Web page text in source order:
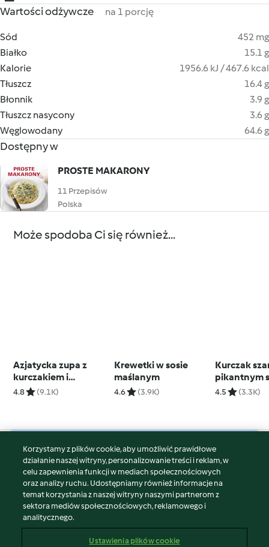
Wartości odżywcze na 1 porcję
Sód
452 mg
Białko
15.1 g
Kalorie
1956.6 kJ / 467.6 kcal
Tłuszcz
16.4 g
Błonnik
3.9 g
Tłuszcz nasycony
3.6 g
Węglowodany
64.6 g
Dostępny w
PROSTE MAKARONY
11 Przepisów
Polska
Może spodoba Ci się również...
Azjatycka zupa z
kurczakiem i
makaronem
4.8 (9.1K)
Krewetki w sosie
maślanym
4.6 (3.9K)
Kurczak
pikantnym
4.5 (3.3K)
© Copyright 2026
Warunki korzystania
Polityka prywatności
Disclaimer
Znak wydawcy
Korzystamy z plików cookie, aby umożliwić prawidłowe
działanie naszej witryny, personalizowanie treści i reklam, w
celu zapewnienia funkcji w mediach społecznościowych
oraz analizy ruchu. Udostępniamy również informacje na
temat korzystania z naszej witryny naszymi partnerom z
sektora mediów społecznościowych, reklamowego i
analitycznego.
Ustawienia plików cookie